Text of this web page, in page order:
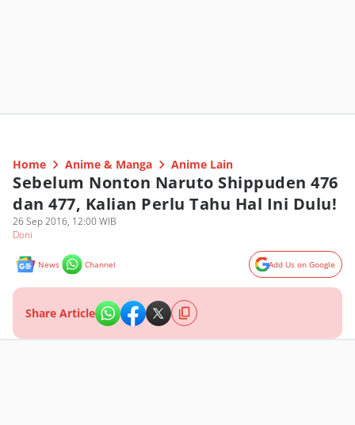
Home Anime & Manga Anime Lain
Sebelum Nonton Naruto Shippuden 476
dan 477, Kalian Perlu Tahu Hal Ini Dulu!
26 Sep 2016, 12:00 WIB
Doni
News Channel Add Us on Google
Share Article